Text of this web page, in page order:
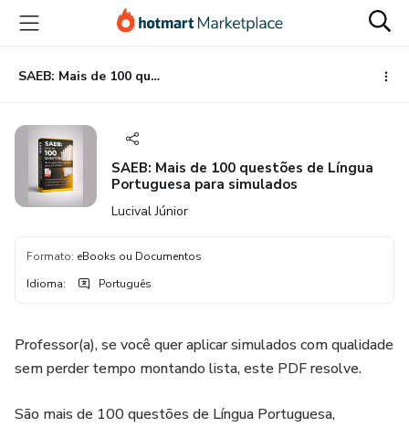
para
conteúdo
principal
para
pagamento
para
rodapé
SAEB: Mais de 100 questões de Língua Portuguesa para simulados
SAEB: Mais de 100 questões de Língua
Portuguesa para simulados
Lucival Júnior
Formato: eBooks ou Documentos
Idioma: Português
Professor(a), se você quer aplicar simulados com qualidade
sem perder tempo montando lista, este PDF resolve.
São mais de 100 questões de Língua Portuguesa,